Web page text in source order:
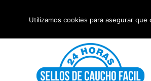
Utilizamos cookies para asegurar